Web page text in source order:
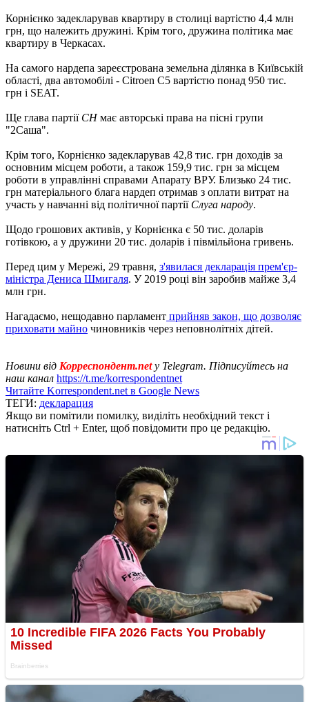
Корнієнко задекларував квартиру в столиці вартістю 4,4 млн
грн, що належить дружині. Крім того, дружина політика має
квартиру в Черкасах.
На самого нардепа зареєстрована земельна ділянка в Київській
області, два автомобілі - Citroen C5 вартістю понад 950 тис.
грн і SEAT.
Ще глава партії СНмає авторські права на пісні групи
"2Саша".
Крім того, Корнієнко задекларував 42,8 тис. грн доходів за
основним місцем роботи, а також 159,9 тис. грн за місцем
роботи в управлінні справами Апарату ВРУ. Близько 24 тис.
грн матеріального блага нардеп отримав з оплати витрат на
участь у навчанні від політичної партії Слуга народу.
Щодо грошових активів, у Корнієнка є 50 тис. доларів
готівкою, а у дружини 20 тис. доларів і півмільйона гривень.
Перед цим у Мережі, 29 травня, з'явилася декларація прем'єр-
міністра Дениса Шмигаля. У 2019 році він заробив майже 3,4
млн грн.
Нагадаємо, нещодавно парламент прийняв закон, що дозволяє
приховати майно чиновників через неповнолітніх дітей.
Новини від Корреспондент.net у Telegram. Підписуйтесь на
наш канал https://t.me/korrespondentnet
Читайте Korrespondent.net в Google News
ТЕГИ: декларация
Якщо ви помітили помилку, виділіть необхідний текст і
натисніть Ctrl + Enter, щоб повідомити про це редакцію.